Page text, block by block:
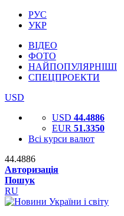
РУС
УКР
ВІДЕО
ФОТО
НАЙПОПУЛЯРНІШІ
СПЕЦПРОЕКТИ
USD
USD 44.4886
EUR 51.3350
Всі курси валют
44.4886
Авторизація
Пошук
RU